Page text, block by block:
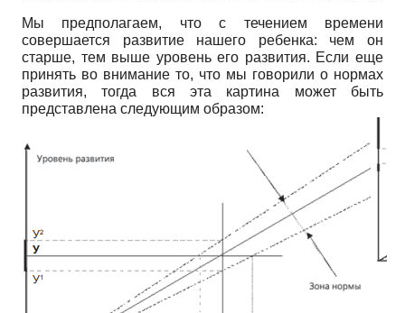
Мы предполагаем, что с течением времени
совершается развитие нашего ребенка: чем он
старше, тем выше уровень его развития. Если еще
принять во внимание то, что мы говорили о нормах
развития, тогда вся эта картина может быть
представлена следующим образом: